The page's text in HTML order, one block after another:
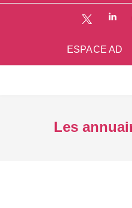
ESPACE AD
Les